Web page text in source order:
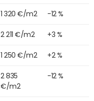
1 320 €/m2 -12 %
2 211 €/m2 +3 %
1 250 €/m2 +2 %
2 835
€/m2
-12 %